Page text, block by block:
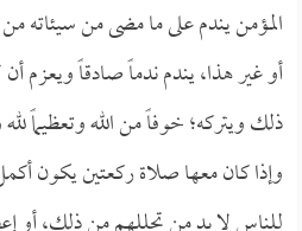
المؤمن يندم على ما مضى من
أو غير هذا، يندم ندماً صادقاً ويعزم
ذلك ويتركه؛ خوفاً من الله وتعظيماً
وإذا كان معها صلاة ركعتين يكون